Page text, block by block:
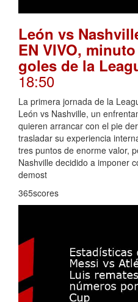
León vs
EN VIVO,
goles de la
18:50
La primera jornada de la
León vs Nashville, un
quieren arrancar con el pie
trasladar su experiencia
tres puntos de enorme valor,
Nashville decidido a imponer
demost
365scores